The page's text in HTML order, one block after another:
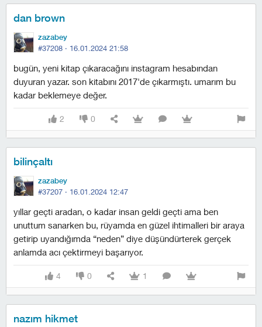
dan brown
zazabey
#37208 · 16.01.2024 21:58
bugün, yeni kitap çıkaracağını instagram hesabından
duyuran yazar. son kitabını 2017'de çıkarmıştı. umarım bu
kadar beklemeye değer.
2 0
bilinçaltı
zazabey
#37207 · 16.01.2024 12:47
yıllar geçti aradan, o kadar insan geldi geçti ama ben
unuttum sanarken bu, rüyamda en güzel ihtimalleri bir araya
getirip uyandığımda “neden” diye düşündürterek gerçek
anlamda acı çektirmeyi başarıyor.
4 0 1
nazım hikmet